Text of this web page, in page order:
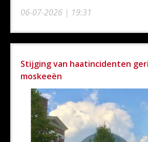
06-07-2026 | 19:31
Stijging van haatincidenten
moskeeën